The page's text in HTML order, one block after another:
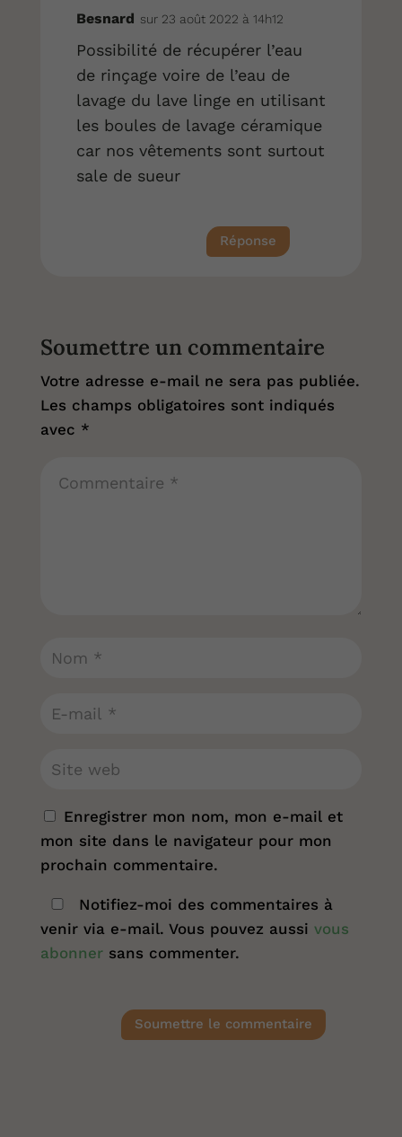
Besnard sur 23 août 2022 à 14h12
Possibilité de récupérer l’eau
de rinçage voire de l’eau de
lavage du lave linge en utilisant
les boules de lavage céramique
car nos vêtements sont surtout
sale de sueur
Réponse
Soumettre un commentaire
Votre adresse e-mail ne sera pas publiée.
Les champs obligatoires sont indiqués
avec *
Enregistrer mon nom, mon e-mail et
mon site dans le navigateur pour mon
prochain commentaire.
Notifiez-moi des commentaires à
venir via e-mail. Vous pouvez aussi vous
abonnersans commenter.
Soumettre le commentaire